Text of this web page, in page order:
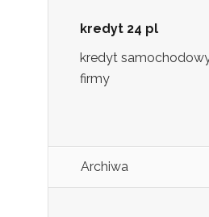
kredyt 24 pl
kredyt
firmy
Archiwa